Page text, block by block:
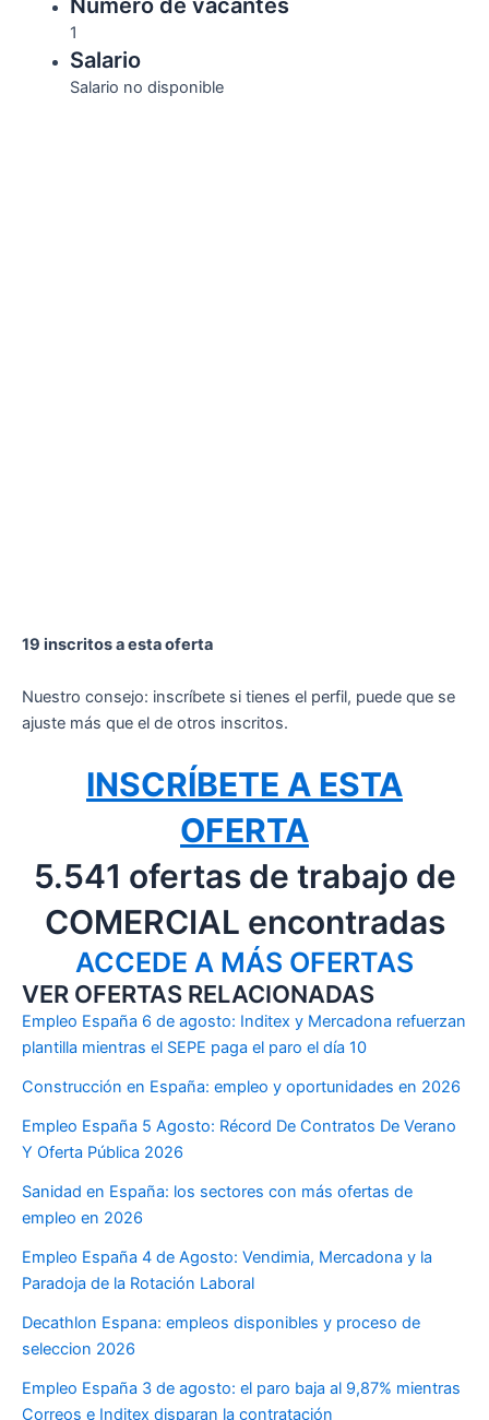
Número de vacantes
1
Salario
Salario no disponible
19 inscritos a esta oferta
Nuestro consejo: inscríbete si tienes el perfil, puede que se
ajuste más que el de otros inscritos.
INSCRÍBETE A ESTA
OFERTA
5.541 ofertas de trabajo de
COMERCIAL encontradas
ACCEDE A MÁS OFERTAS
VER OFERTAS RELACIONADAS
Empleo España 6 de agosto: Inditex y Mercadona refuerzan
plantilla mientras el SEPE paga el paro el día 10
Construcción en España: empleo y oportunidades en 2026
Empleo España 5 Agosto: Récord De Contratos De Verano
Y Oferta Pública 2026
Sanidad en España: los sectores con más ofertas de
empleo en 2026
Empleo España 4 de Agosto: Vendimia, Mercadona y la
Paradoja de la Rotación Laboral
Decathlon Espana: empleos disponibles y proceso de
seleccion 2026
Empleo España 3 de agosto: el paro baja al 9,87% mientras
Correos e Inditex disparan la contratación